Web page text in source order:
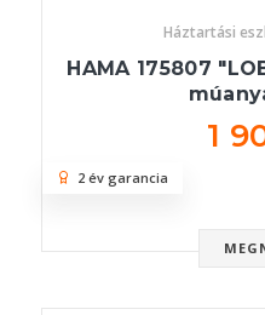
Háztartási
HAMA 175807
1
2 év garancia